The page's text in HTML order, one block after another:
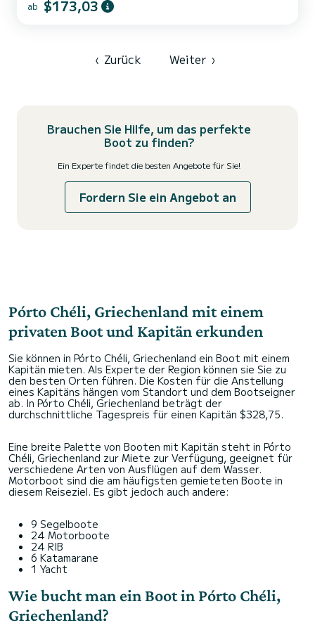
ab $173,03
‹ Zurück Weiter ›
Brauchen Sie Hilfe, um das perfekte
Boot zu finden?
Ein Experte findet die besten Angebote für Sie!
Fordern Sie ein Angebot an
Pórto Chéli, Griechenland mit einem
privaten Boot und Kapitän erkunden
Sie können in Pórto Chéli, Griechenland ein Boot mit einem
Kapitän mieten. Als Experte der Region können sie Sie zu
den besten Orten führen. Die Kosten für die Anstellung
eines Kapitäns hängen vom Standort und dem Bootseigner
ab. In Pórto Chéli, Griechenland beträgt der
durchschnittliche Tagespreis für einen Kapitän $328,75.
Eine breite Palette von Booten mit Kapitän steht in Pórto
Chéli, Griechenland zur Miete zur Verfügung, geeignet für
verschiedene Arten von Ausflügen auf dem Wasser.
Motorboot sind die am häufigsten gemieteten Boote in
diesem Reiseziel. Es gibt jedoch auch andere:
9 Segelboote
24 Motorboote
24 RIB
6 Katamarane
1 Yacht
Wie bucht man ein Boot in Pórto Chéli,
Griechenland?